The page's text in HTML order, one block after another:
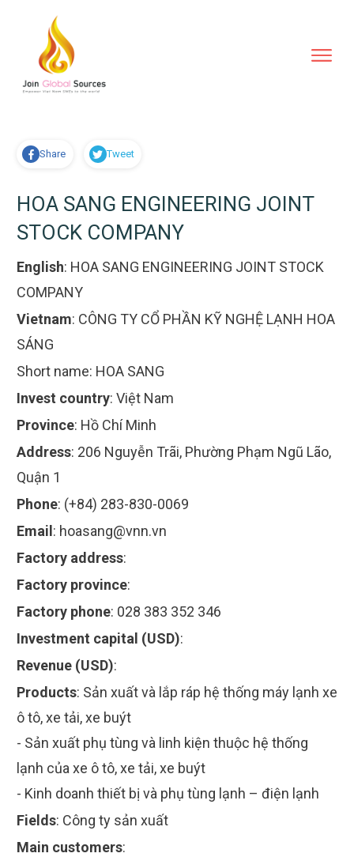
Share Tweet
HOA SANG ENGINEERING JOINT
STOCK COMPANY
English: HOA SANG ENGINEERING JOINT STOCK
COMPANY
Vietnam: CÔNG TY CỔ PHẦN KỸ NGHỆ LẠNH HOA
SÁNG
Short name: HOA SANG
Invest country: Việt Nam
Province: Hồ Chí Minh
Address: 206 Nguyễn Trãi, Phường Phạm Ngũ Lão,
Quận 1
Phone: (+84) 283-830-0069
Email : hoasang@vnn.vn
Factory address:
Factory province:
Factory phone: 028 383 352 346
Investment capital (USD):
Revenue (USD):
Products: Sản xuất và lắp ráp hệ thống máy lạnh xe
ô tô, xe tải, xe buýt
- Sản xuất phụ tùng và linh kiện thuộc hệ thống
lạnh của xe ô tô, xe tải, xe buýt
- Kinh doanh thiết bị và phụ tùng lạnh – điện lạnh
Fields: Công ty sản xuất
Main customers: